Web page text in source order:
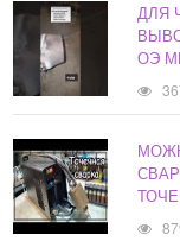
ДЛЯ
ОЭ